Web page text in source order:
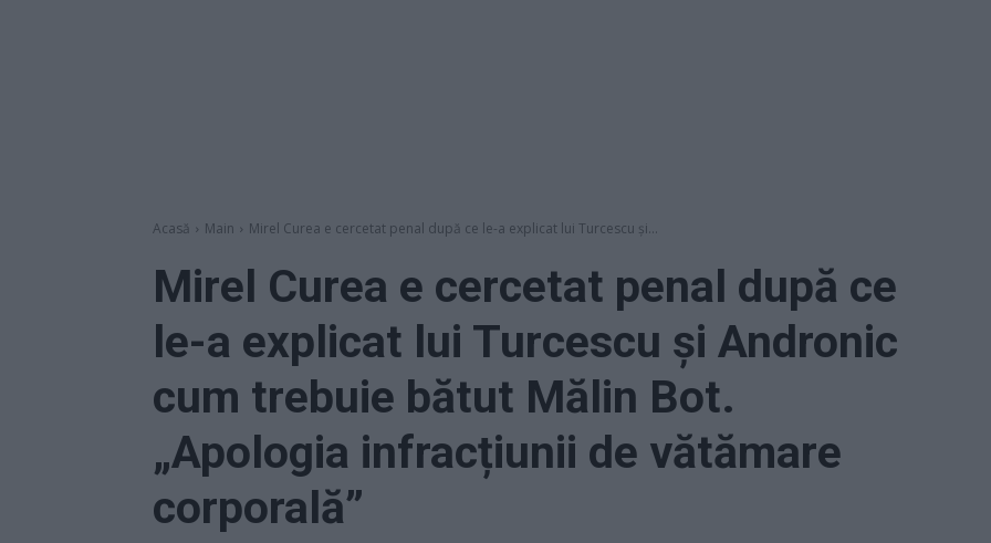
Acasă Main Mirel Curea e cercetat penal după ce le-a explicat lui Turcescu și...
Mirel Curea e cercetat penal după ce
le-a explicat lui Turcescu și Andronic
cum trebuie bătut Mălin Bot.
„Apologia infracțiunii de vătămare
corporală”